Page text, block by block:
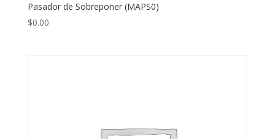
Pasador de Sobreponer (MAPS0)
$0.00